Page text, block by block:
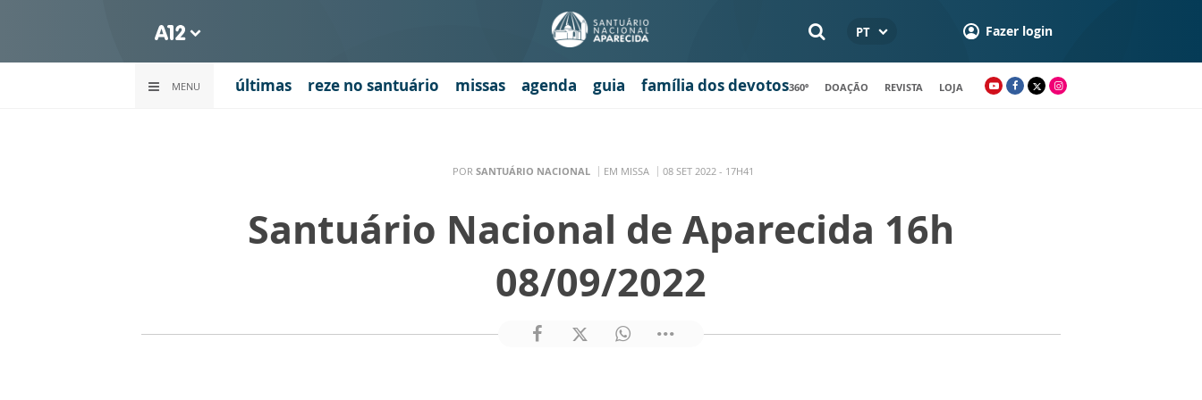
PT Fazer login
MENU últimas reze no santuário missas agenda guia família dos devotos360º DOAÇÃO REVISTA LOJA
POR SANTUÁRIO NACIONAL EM MISSA 08 SET 2022 - 17H41
Santuário Nacional de Aparecida 16h
08/09/2022